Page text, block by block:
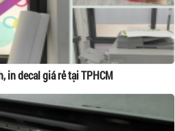
in decal giá rẻ tại TPHCM